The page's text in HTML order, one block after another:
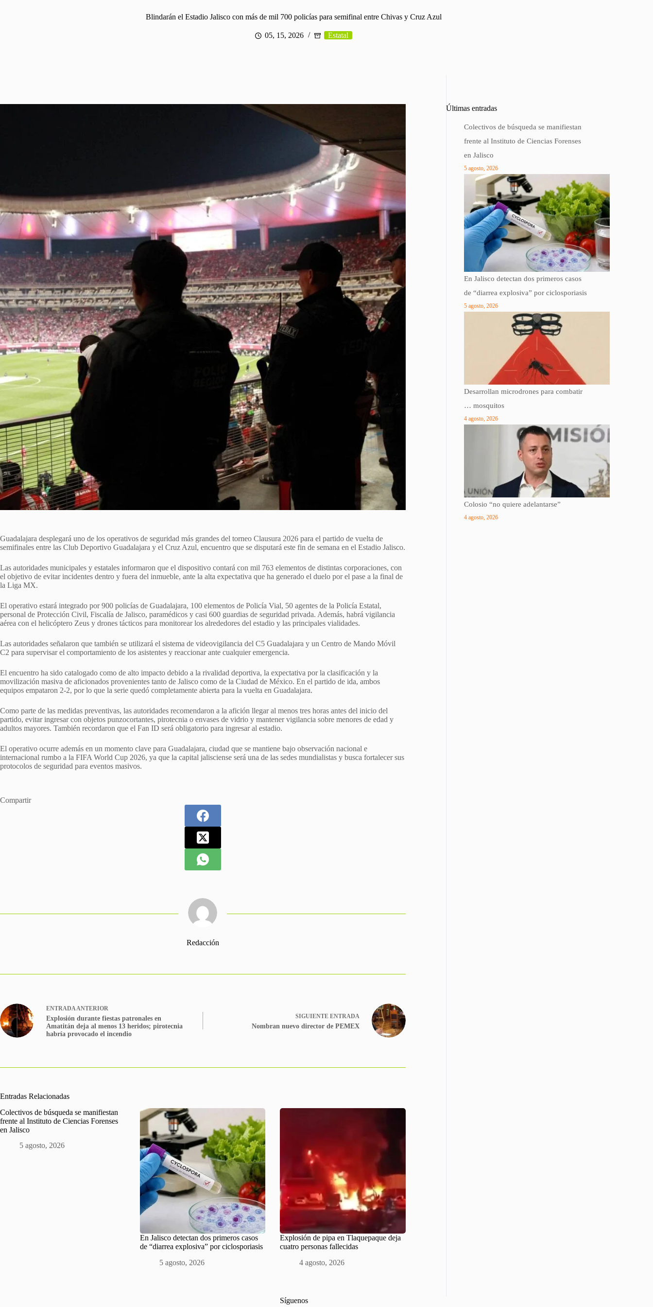
Blindarán el Estadio Jalisco con más de mil 700 policías para semifinal entre Chivas y Cruz Azul
05, 15, 2026 Estatal
Guadalajara desplegará uno de los operativos de seguridad más grandes del torneo Clausura 2026 para el partido de vuelta de
semifinales entre las Club Deportivo Guadalajara y el Cruz Azul, encuentro que se disputará este fin de semana en el Estadio Jalisco.
Las autoridades municipales y estatales informaron que el dispositivo contará con mil 763 elementos de distintas corporaciones, con
el objetivo de evitar incidentes dentro y fuera del inmueble, ante la alta expectativa que ha generado el duelo por el pase a la final de
la Liga MX.
El operativo estará integrado por 900 policías de Guadalajara, 100 elementos de Policía Vial, 50 agentes de la Policía Estatal,
personal de Protección Civil, Fiscalía de Jalisco, paramédicos y casi 600 guardias de seguridad privada. Además, habrá vigilancia
aérea con el helicóptero Zeus y drones tácticos para monitorear los alrededores del estadio y las principales vialidades.
Las autoridades señalaron que también se utilizará el sistema de videovigilancia del C5 Guadalajara y un Centro de Mando Móvil
C2 para supervisar el comportamiento de los asistentes y reaccionar ante cualquier emergencia.
El encuentro ha sido catalogado como de alto impacto debido a la rivalidad deportiva, la expectativa por la clasificación y la
movilización masiva de aficionados provenientes tanto de Jalisco como de la Ciudad de México. En el partido de ida, ambos
equipos empataron 2-2, por lo que la serie quedó completamente abierta para la vuelta en Guadalajara.
Como parte de las medidas preventivas, las autoridades recomendaron a la afición llegar al menos tres horas antes del inicio del
partido, evitar ingresar con objetos punzocortantes, pirotecnia o envases de vidrio y mantener vigilancia sobre menores de edad y
adultos mayores. También recordaron que el Fan ID será obligatorio para ingresar al estadio.
El operativo ocurre además en un momento clave para Guadalajara, ciudad que se mantiene bajo observación nacional e
internacional rumbo a la FIFA World Cup 2026, ya que la capital jalisciense será una de las sedes mundialistas y busca fortalecer sus
protocolos de seguridad para eventos masivos.
Compartir
Redacción
ENTRADA ANTERIOR
Explosión durante fiestas patronales en
Amatitán deja al menos 13 heridos; pirotecnia
habría provocado el incendio
SIGUIENTE ENTRADA
Nombran nuevo director de PEMEX
Entradas Relacionadas
Colectivos de búsqueda se manifiestan
frente al Instituto de Ciencias Forenses
en Jalisco
5 agosto, 2026
En Jalisco detectan dos primeros casos
de “diarrea explosiva” por ciclosporiasis
5 agosto, 2026
Explosión de pipa en Tlaquepaque deja
cuatro personas fallecidas
4 agosto, 2026
Últimas entradas
Colectivos de búsqueda se manifiestan
frente al Instituto de Ciencias Forenses
en Jalisco
5 agosto, 2026
En Jalisco detectan dos primeros casos
de “diarrea explosiva” por ciclosporiasis
5 agosto, 2026
Desarrollan microdrones para combatir
… mosquitos
4 agosto, 2026
Colosio “no quiere adelantarse”
4 agosto, 2026
Síguenos